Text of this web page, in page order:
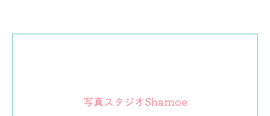
写真スタジオShamoe